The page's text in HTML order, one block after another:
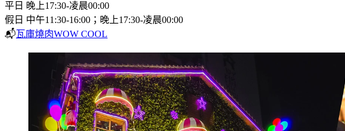
平日 晚上17:30-凌晨00:00
假日 中午11:30-16:00；晚上17:30-凌晨00:00
📬瓦庫燒肉WOW COOL